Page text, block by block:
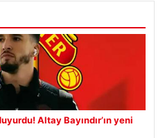
Altay Bayındır’ın yeni